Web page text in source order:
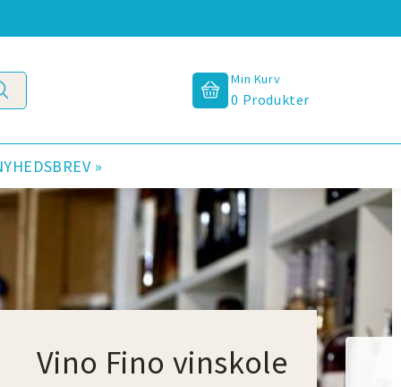
Min Kurv
0 Produkter
»
Vino Fino vinskole